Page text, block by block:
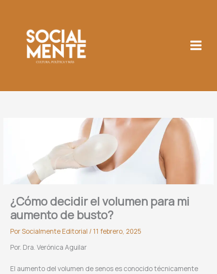
¿Cómo decidir el volumen para mi
aumento de busto?
PorSocialmente Editorial / 11 febrero, 2025
Por. Dra. Verónica Aguilar
El aumento del volumen de senos es conocido técnicamente